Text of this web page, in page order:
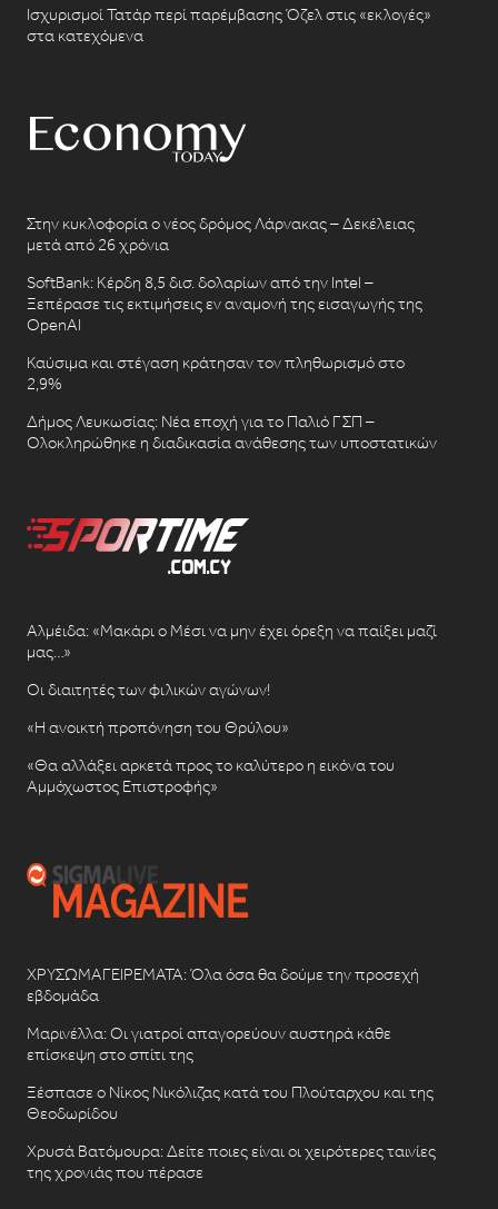
Ισχυρισμοί Τατάρ περί παρέμβασης Όζελ στις «εκλογές»
στα κατεχόμενα
Στην κυκλοφορία ο νέος δρόμος Λάρνακας – Δεκέλειας
μετά από 26 χρόνια
SoftBank: Κέρδη 8,5 δισ. δολαρίων από την Intel –
Ξεπέρασε τις εκτιμήσεις εν αναμονή της εισαγωγής της
OpenAI
Καύσιμα και στέγαση κράτησαν τον πληθωρισμό στο
2,9%
Δήμος Λευκωσίας: Νέα εποχή για το Παλιό ΓΣΠ –
Ολοκληρώθηκε η διαδικασία ανάθεσης των υποστατικών
Αλμέιδα: «Μακάρι ο Μέσι να μην έχει όρεξη να παίξει μαζί
μας…»
Οι διαιτητές των φιλικών αγώνων!
«Η ανοικτή προπόνηση του Θρύλου»
«Θα αλλάξει αρκετά προς το καλύτερο η εικόνα του
Αμμόχωστος Επιστροφής»
ΧΡΥΣΩΜΑΓΕΙΡΕΜΑΤΑ: Όλα όσα θα δούμε την προσεχή
εβδομάδα
Μαρινέλλα: Οι γιατροί απαγορεύουν αυστηρά κάθε
επίσκεψη στο σπίτι της
Ξέσπασε ο Νίκος Νικόλιζας κατά του Πλούταρχου και της
Θεοδωρίδου
Χρυσά Βατόμουρα: Δείτε ποιες είναι οι χειρότερες ταινίες
της χρονιάς που πέρασε